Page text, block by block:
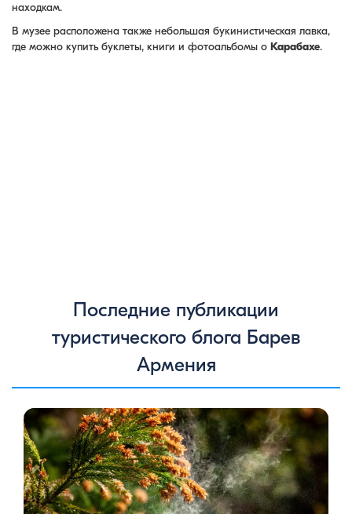
находкам.
В музее расположена также небольшая букинистическая лавка,
где можно купить буклеты, книги и фотоальбомы о Карабахе.
Последние публикации
туристического блога Барев
Армения
Цветение сосен — уникальное природное явление, которое
не только радует глаз, но и приносит значительную пользу
для здоровья человека. Особенно ярко это проявляется в
Степанаванском дендропарке в Армении, где сосны цветут в
конце мая, создавая удивительное зрелище и наполняя
воздух целебными веществами.Степанаванский
дендропарк: жемчужина Лорийской области